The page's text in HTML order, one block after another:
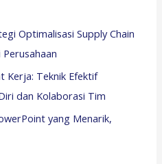
Optimalisasi Supply Chain
Kerja: Teknik Efektif
dan Kolaborasi Tim
yang Menarik,